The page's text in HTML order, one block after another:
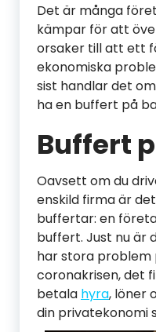
Det är många
kämpar för att
orsaker till att ett
ekonomiska
sist handlar det
ha en buffert på
Buffert
Oavsett om du
enskild firma är
buffertar: en
buffert. Just nu är
har stora problem
coronakrisen, det
betala hyra, löner
din privatekonomi